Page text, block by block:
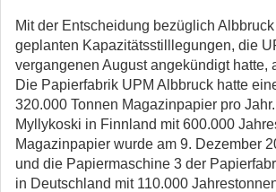
Mit der Entscheidung bezüglich
geplanten Kapazitätsstilllegungen, die
vergangenen August angekündigt hatte,
Die Papierfabrik UPM Albbruck hatte
320.000 Tonnen Magazinpapier pro
Myllykoski in Finnland mit 600.000
Magazinpapier wurde am 9. Dezember
und die Papiermaschine 3 der
in Deutschland mit 110.000